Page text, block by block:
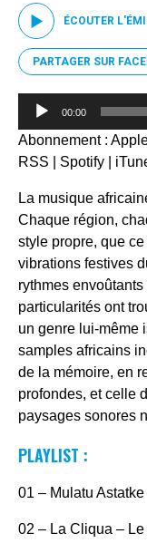
ÉCOUTER
PARTAGER SUR
Lecteur
00:00
Abonnement :
RSS
Spotify
La musique
Chaque région,
style propre, que
vibrations festives
rythmes
particularités ont
un genre lui-même
samples africains
de la mémoire, en
profondes, et celle
paysages sonores
PLAYLIST :
01 – Mulatu
02 – La Cliqua –